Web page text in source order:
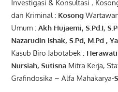
Investigasi & Konsultasi ,
dan Kriminal : Kosong
Umum : Akh Hujaemi, S.Pd.I,
Nazarudin Ishak, S.Pd, M.Pd,
Kasub Biro Jabotabek : Herawati
Nursiah, SutisnaMitra Kerja,
Grafindosika – Alfa Mahakarya-